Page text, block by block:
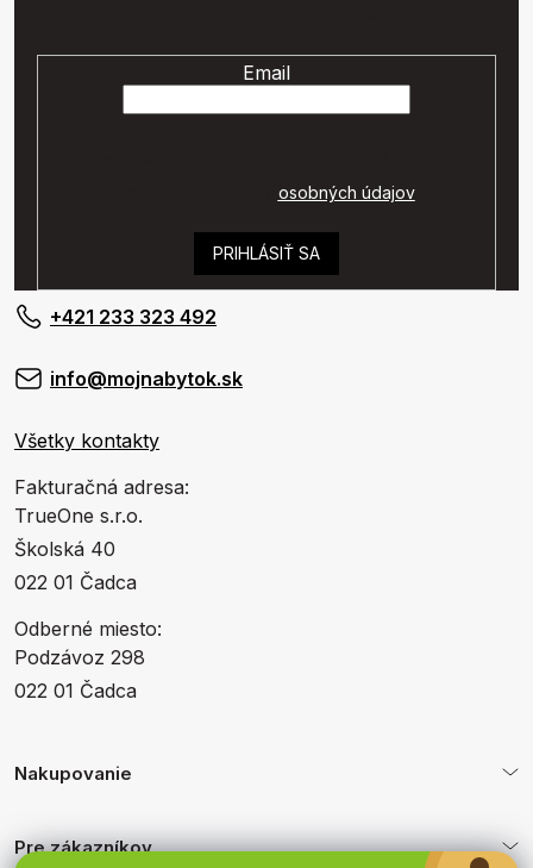
Email
osobných údajov.
PRIHLÁSIŤ SA
+421 233 323 492
info@mojnabytok.sk
Všetky kontakty
Fakturačná adresa:
TrueOne s.r.o.
Školská 40
022 01 Čadca
Odberné miesto:
Podzávoz 298
022 01 Čadca
Nakupovanie
Pre zákazníkov